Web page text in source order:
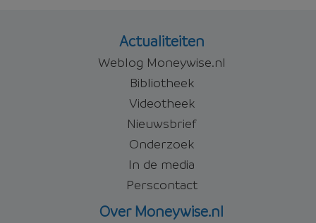
Actualiteiten
Weblog Moneywise.nl
Bibliotheek
Videotheek
Nieuwsbrief
Onderzoek
In de media
Perscontact
Over Moneywise.nl